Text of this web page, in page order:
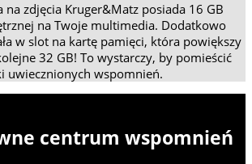
na zdjęcia Kruger&Matz posiada 16 GB
na Twoje multimedia. Dodatkowo
w slot na kartę pamięci, która powiększy
32 GB! To wystarczy, by pomieścić
uwiecznionych wspomnień.
centrum wspomnień